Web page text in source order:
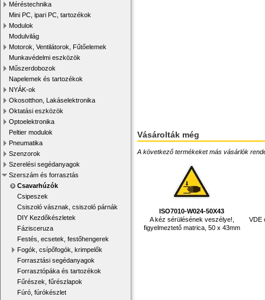
Méréstechnika
Mini PC, ipari PC, tartozékok
Modulok
Modulvilág
Motorok, Ventilátorok, Fűtőelemek
Munkavédelmi eszközök
Műszerdobozok
Napelemek és tartozékok
NYÁK-ok
Okosotthon, Lakáselektronika
Oktatási eszközök
Optoelektronika
Peltier modulok
Pneumatika
Szenzorok
Szerelési segédanyagok
Szerszám és forrasztás
Csavarhúzók
Csipeszek
Csiszoló vásznak, csiszoló párnák
DIY Kezdőkészletek
Fázisceruza
Festés, ecsetek, festőhengerek
Fogók, csípőfogók, krimpelők
Forrasztási segédanyagok
Forrasztópáka és tartozékok
Fűrészek, fűrészlapok
Fúró, fúrókészlet
Vásárolták még
A következő termékeket más vásárlók
ISO7010-W024-50X43
A kéz sérülésének veszélye!,
figyelmeztető matrica, 50 x 43mm
VDE